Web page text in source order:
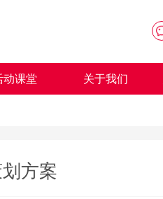
动课堂 关于我们
方案